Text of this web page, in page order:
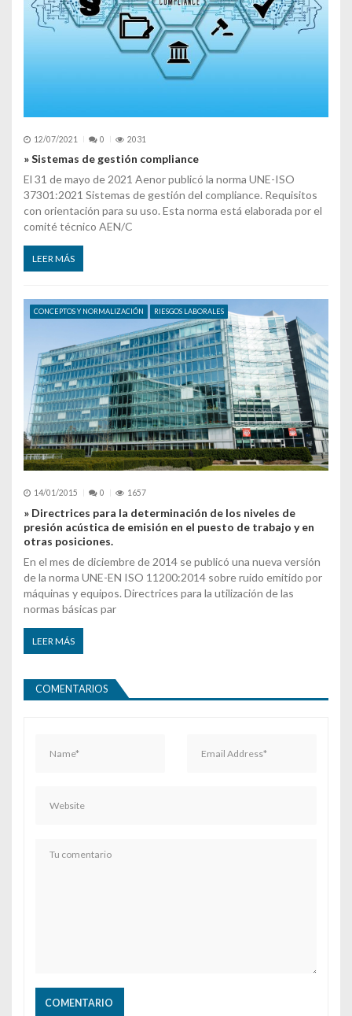
12/07/2021 0 2031
» Sistemas de gestión compliance
El 31 de mayo de 2021 Aenor publicó la norma UNE-ISO
37301:2021 Sistemas de gestión del compliance. Requisitos
con orientación para su uso. Esta norma está elaborada por el
comité técnico AEN/C
LEER MÁS
CONCEPTOS Y NORMALIZACIÓN RIESGOS LABORALES
14/01/2015 0 1657
» Directrices para la determinación de los niveles de
presión acústica de emisión en el puesto de trabajo y en
otras posiciones.
En el mes de diciembre de 2014 se publicó una nueva versión
de la norma UNE-EN ISO 11200:2014 sobre ruido emitido por
máquinas y equipos. Directrices para la utilización de las
normas básicas par
LEER MÁS
COMENTARIOS